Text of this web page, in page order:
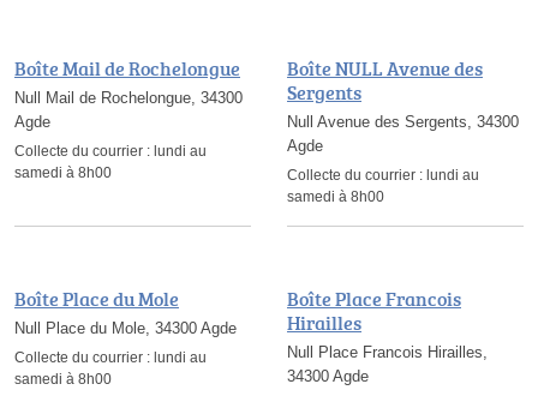
Boîte Mail de Rochelongue
Null Mail de Rochelongue, 34300
Agde
Collecte du courrier : lundi au
samedi à 8h00
Boîte NULL Avenue des
Sergents
Null Avenue des Sergents, 34300
Agde
Collecte du courrier : lundi au
samedi à 8h00
Boîte Place du Mole
Null Place du Mole, 34300 Agde
Collecte du courrier : lundi au
samedi à 8h00
Boîte Place Francois
Hirailles
Null Place Francois Hirailles,
34300 Agde